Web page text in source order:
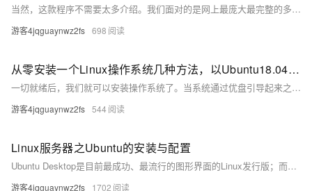
当然，这款程序不需要太多介绍。我们面对的是网上最庞大最完整的多媒体中心，由于丰富的插件，我们能够高度细化地定制其每一项功能。这是我们的Linux发行版不可或缺的必备软件。 我们可以通过运行以下命令来轻松安装Kodi：sudo apt install kodi。
游客4jqguaynwz2fs 698
从零安装一个Linux操作系统几种方法，以Ubuntu18.04为例
一切就绪后，我们就可以安装操作系统了。当系统通过优盘引导起来之后，我们就可以看到跟虚拟机中一样的安装向导了。之后，大家按照虚拟机中的顺序安装即可。 好了，今天主要介绍了Ubuntu Server版操作系统的安装过程，关于如何使用该操作系统，及操作系统更深层的原理，还请关注本号及相关圈子。
游客4jqguaynwz2fs 544
Linux服务器之Ubuntu的安装与配置
Ubuntu Desktop是目前最成功、最流行的图形界面的Linux发行版；而Ubuntu Server也在服务器端市场占据了较大的份额。今天为大家详细介绍了Ubuntu Server的安装与配置，希望对你能有所帮助。关于VMware、VirtualBox等虚拟化软件的使用，朱哥还会在后续的文章中为大家详细介绍，敬请关注！
游客4jqguaynwz2fs 1702